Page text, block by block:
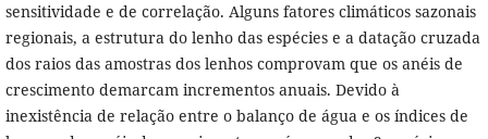
sensitividade e de correlação. Alguns fatores climáticos sazonais
regionais, a estrutura do lenho das espécies e a datação cruzada
dos raios das amostras dos lenhos comprovam que os anéis de
crescimento demarcam incrementos anuais. Devido à
inexistência de relação entre o balanço de água e os índices de